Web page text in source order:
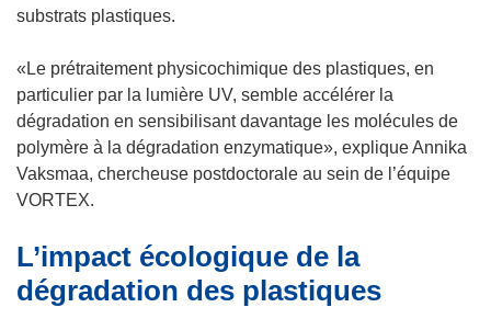
s
u
n
e
n
v
l
n
s
u
n
e
u
e
substrats plastiques.
«Le prétraitement physicochimique des plastiques, en
particulier par la lumière UV, semble accélérer la
dégradation en sensibilisant davantage les molécules de
polymère à la dégradation enzymatique», explique Annika
Vaksmaa, chercheuse postdoctorale au sein de l’équipe
VORTEX.
L’impact écologique de la
dégradation des plastiques